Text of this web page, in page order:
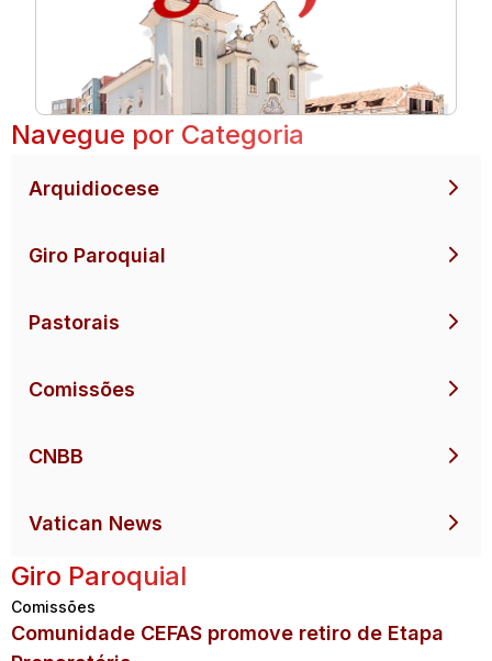
Navegue por Categoria
Arquidiocese
Giro Paroquial
Pastorais
Comissões
CNBB
Vatican News
Giro Paroquial
Comissões
Comunidade CEFAS promove retiro de Etapa